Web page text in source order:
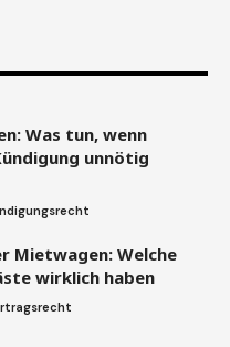
Was tun, wenn
unnötig
Mietwagen: Welche
wirklich haben